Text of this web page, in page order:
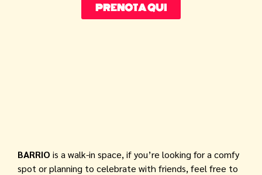
PRENOTA QUI
BARRIO is a walk-in space, if you’re looking for a comfy
spot or planning to celebrate with friends, feel free to